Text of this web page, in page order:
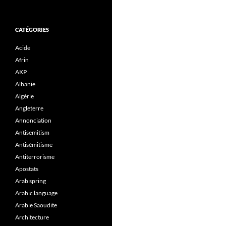
CATÉGORIES
Acide
Afrin
AKP
Albanie
Algérie
Angleterre
Annonciation
Antisemitism
Antisémitisme
Antiterrorisme
Apostats
Arab spring
Arabic language
Arabie Saoudite
Architecture